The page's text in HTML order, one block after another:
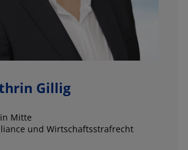
Gillig
Mitte
und Wirtschaftsstrafrecht